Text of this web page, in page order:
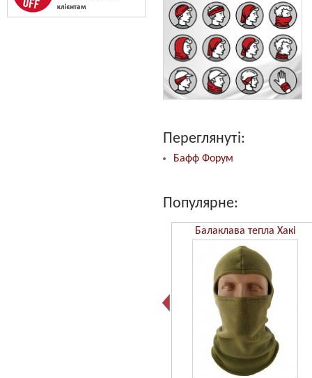
Переглянуті:
Бафф Форум
Популярне:
Балаклава тепла Хакі